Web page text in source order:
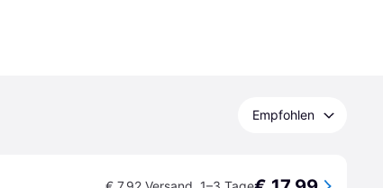
Empfohlen